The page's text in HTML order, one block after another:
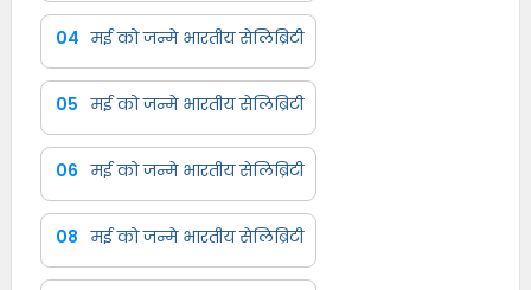
04 मई को जन्मे भारतीय सेलिब्रिटी
05 मई को जन्मे भारतीय सेलिब्रिटी
06 मई को जन्मे भारतीय सेलिब्रिटी
08 मई को जन्मे भारतीय सेलिब्रिटी